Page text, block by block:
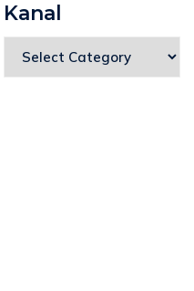
Kanal